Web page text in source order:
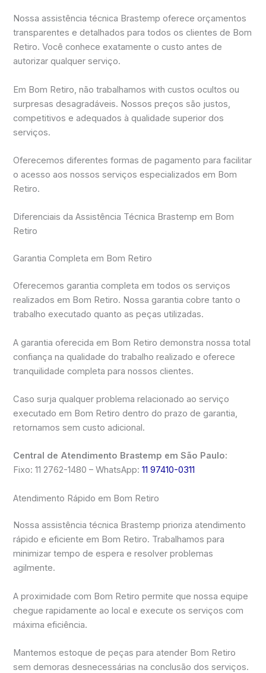
Nossa assistência técnica Brastemp oferece orçamentos
transparentes e detalhados para todos os clientes de Bom
Retiro. Você conhece exatamente o custo antes de
autorizar qualquer serviço.
Em Bom Retiro, não trabalhamos with custos ocultos ou
surpresas desagradáveis. Nossos preços são justos,
competitivos e adequados à qualidade superior dos
serviços.
Oferecemos diferentes formas de pagamento para facilitar
o acesso aos nossos serviços especializados em Bom
Retiro.
Diferenciais da Assistência Técnica Brastemp em Bom
Retiro
Garantia Completa em Bom Retiro
Oferecemos garantia completa em todos os serviços
realizados em Bom Retiro. Nossa garantia cobre tanto o
trabalho executado quanto as peças utilizadas.
A garantia oferecida em Bom Retiro demonstra nossa total
confiança na qualidade do trabalho realizado e oferece
tranquilidade completa para nossos clientes.
Caso surja qualquer problema relacionado ao serviço
executado em Bom Retiro dentro do prazo de garantia,
retornamos sem custo adicional.
Central de Atendimento Brastemp em São Paulo:
Fixo: 11 2762-1480 – WhatsApp:11 97410-0311
Atendimento Rápido em Bom Retiro
Nossa assistência técnica Brastemp prioriza atendimento
rápido e eficiente em Bom Retiro. Trabalhamos para
minimizar tempo de espera e resolver problemas
agilmente.
A proximidade com Bom Retiro permite que nossa equipe
chegue rapidamente ao local e execute os serviços com
máxima eficiência.
Mantemos estoque de peças para atender Bom Retiro
sem demoras desnecessárias na conclusão dos serviços.